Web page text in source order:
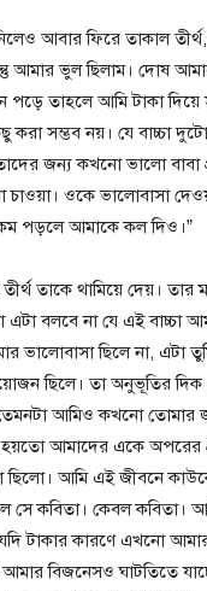
আবার ফিরে তাকাল
আমার ভুল ছিলাম। দোষ
পড়ে তাহলে আমি টাকা দিয়ে
করা সম্ভব নয়। যে বাচ্চা
জন্য কখনো ভালো বাবা
চাওয়া। ওকে ভালোবাসা
পড়লে আমাকে কল দিও।”
তাকে থামিয়ে দেয়। তার
এটা বলবে না যে এই বাচ্চা
ভালোবাসা ছিলে না, এটা
ছিলে। তা অনুভূতির
আমিও কখনো তোমার
হয়তো আমাদের একে অপরের
ছিলো। আমি এই জীবনে
সে কবিতা। কেবল কবিতা।
যদি টাকার কারণে এখনো
বিজনেসও ঘাটতিতে